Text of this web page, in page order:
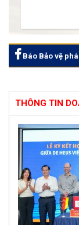
Báo Bảo vệ
THÔNG TIN